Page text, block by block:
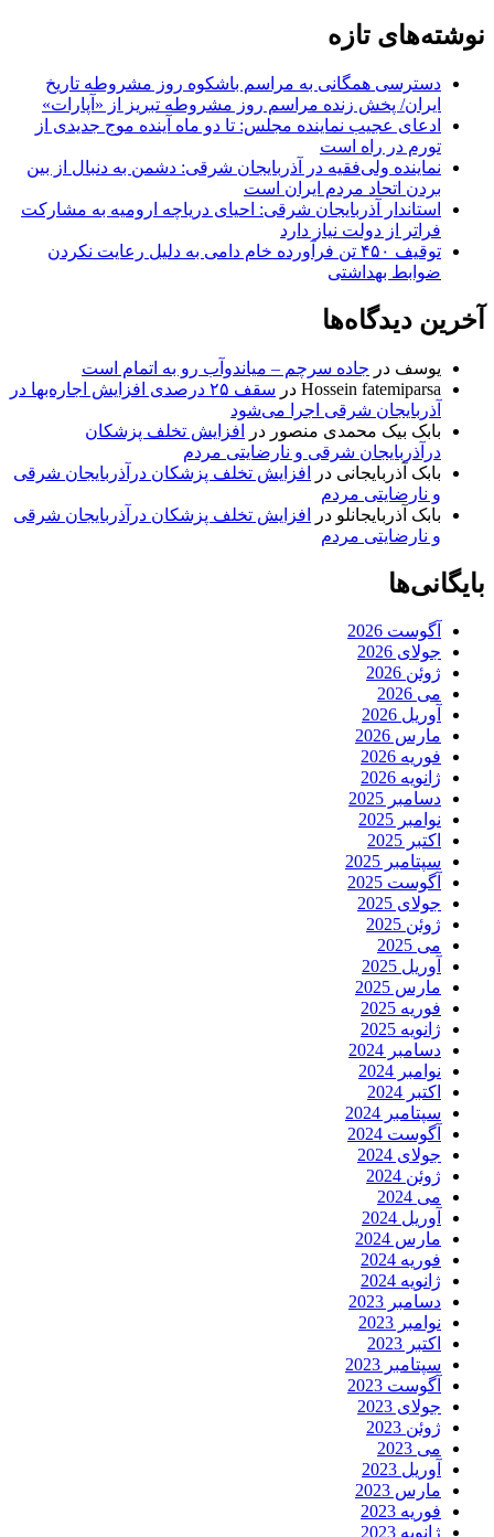
نوشته‌های تازه
دسترسی همگانی به مراسم باشکوه روز مشروطه تاریخ
ایران/ پخش زنده مراسم روز مشروطه تبریز از «آپارات»
ادعای عجیب نماینده مجلس: تا دو ماه آینده موج جدیدی از
تورم در راه است
نماینده ولی‌فقیه در آذربایجان شرقی: دشمن به دنبال از بین
بردن اتحاد مردم ایران است
استاندار آذربایجان شرقی: احیای دریاچه ارومیه به مشارکت
فراتر از دولت نیاز دارد
توقیف ۴۵۰ تن فرآورده خام دامی به دلیل رعایت نکردن
ضوابط بهداشتی
آخرین دیدگاه‌ها
یوسف در جاده سرچم – میاندوآب رو به اتمام است
Hossein fatemiparsa در
سقف ۲۵ درصدی افزایش اجاره‌بها در
آذربایجان شرقی اجرا می‌شود
بابک بیک محمدی منصور در
افزایش تخلف پزشکان
درآذربایجان شرقی و نارضایتی مردم
بابک آذربایجانی در
افزایش تخلف پزشکان درآذربایجان شرقی
و نارضایتی مردم
بابک آذربایجانلو در
افزایش تخلف پزشکان درآذربایجان شرقی
و نارضایتی مردم
بایگانی‌ها
آگوست 2026
جولای 2026
ژوئن 2026
می 2026
آوریل 2026
مارس 2026
فوریه 2026
ژانویه 2026
دسامبر 2025
نوامبر 2025
اکتبر 2025
سپتامبر 2025
آگوست 2025
جولای 2025
ژوئن 2025
می 2025
آوریل 2025
مارس 2025
فوریه 2025
ژانویه 2025
دسامبر 2024
نوامبر 2024
اکتبر 2024
سپتامبر 2024
آگوست 2024
جولای 2024
ژوئن 2024
می 2024
آوریل 2024
مارس 2024
فوریه 2024
ژانویه 2024
دسامبر 2023
نوامبر 2023
اکتبر 2023
سپتامبر 2023
آگوست 2023
جولای 2023
ژوئن 2023
می 2023
آوریل 2023
مارس 2023
فوریه 2023
ژانویه 2023